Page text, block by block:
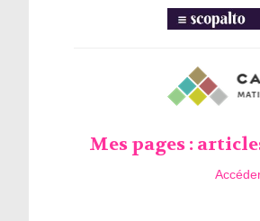
Mes pages :